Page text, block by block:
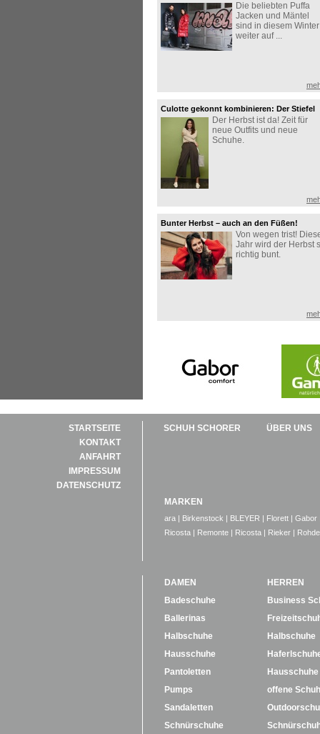
Die beliebten Puffa
Jacken und Mäntel
sind in diesem Winter
weiter auf ...
Culotte gekonnt kombinieren: Der Stiefel
macht den Look perfekt!Der Herbst ist da! Zeit für
neue Outfits und neue
Schuhe.
Bunter Herbst – auch an den Füßen!
Von wegen trist!
Jahr wird der Herbst
richtig bunt.
STARTSEITE
KONTAKT
ANFAHRT
IMPRESSUM
DATENSCHUTZ
SCHUH SCHORER ÜBER UNS
MARKEN
ara | Birkenstock | BLEYER | Florett | Gabor
Ricosta | Remonte | Ricosta | Rieker | Rohde
DAMEN
Badeschuhe
Ballerinas
Halbschuhe
Hausschuhe
Pantoletten
Pumps
Sandaletten
Schnürschuhe
HERREN
Business
Halbschuhe
Hausschuhe
offene